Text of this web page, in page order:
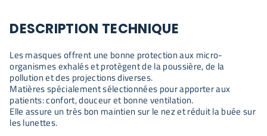
DESCRIPTION TECHNIQUE
Les masques offrent une bonne protection aux micro-
organismes exhalés et protègent de la poussière, de la
pollution et des projections diverses.
Matières spécialement sélectionnées pour apporter aux
patients: confort, douceur et bonne ventilation.
Elle assure un très bon maintien sur le nez et réduit la buée sur
les lunettes.